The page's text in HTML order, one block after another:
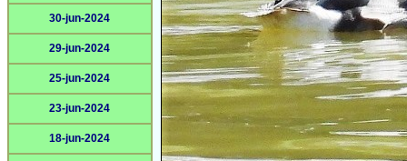
30-jun-2024
29-jun-2024
25-jun-2024
23-jun-2024
18-jun-2024